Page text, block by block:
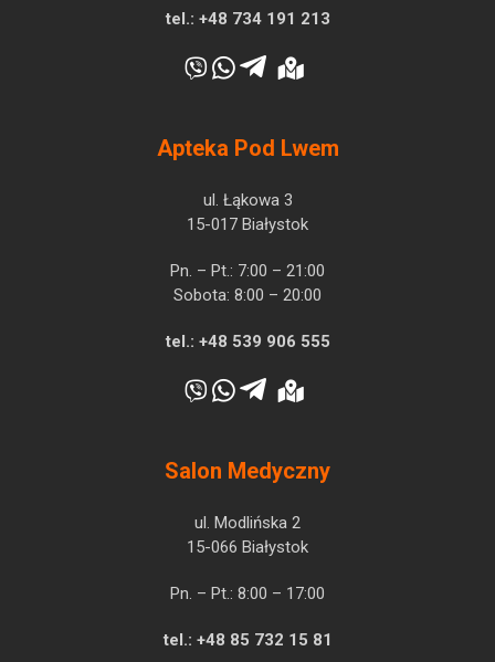
tel.: +48 734 191 213
Apteka Pod Lwem
ul. Łąkowa 3
15-017 Białystok
Pn. – Pt.: 7:00 – 21:00
Sobota: 8:00 – 20:00
tel.: +48 539 906 555
Salon Medyczny
ul. Modlińska 2
15-066 Białystok
Pn. – Pt.: 8:00 – 17:00
tel.: +48 85 732 15 81